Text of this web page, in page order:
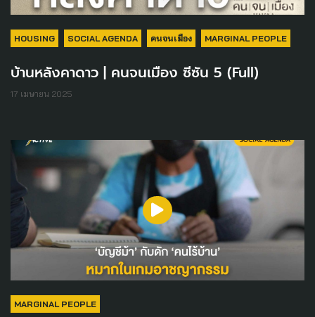
HOUSING SOCIAL AGENDA คนจนเมือง MARGINAL PEOPLE
บ้านหลังคาดาว | คนจนเมือง ซีซัน 5 (Full)
17 เมษายน 2025
MARGINAL PEOPLE